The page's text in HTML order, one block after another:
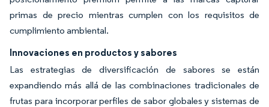
primas de precio mientras cumplen con los requisitos de
cumplimiento ambiental.
Innovaciones en productos y sabores
Las estrategias de diversificación de sabores se están
expandiendo más allá de las combinaciones tradicionales de
frutas para incorporar perfiles de sabor globales y sistemas de